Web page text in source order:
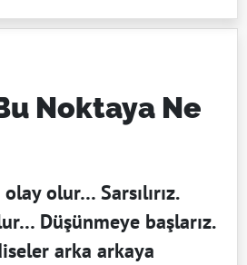
Noktaya Ne
olur… Sarsılırız.
Düşünmeye başlarız.
arka arkaya